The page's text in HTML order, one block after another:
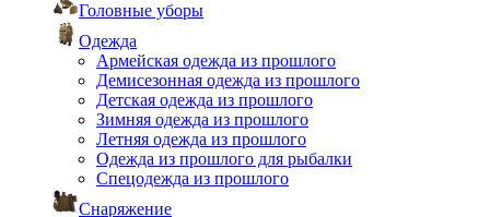
Головные уборы
Одежда
Армейская одежда из прошлого
Демисезонная одежда из прошлого
Детская одежда из прошлого
Зимняя одежда из прошлого
Летняя одежда из прошлого
Одежда из прошлого для рыбалки
Спецодежда из прошлого
Снаряжение